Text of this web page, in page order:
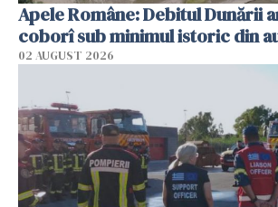
Apele Române: Debitul Dunării
coborî sub minimul istoric din
02 AUGUST 2026